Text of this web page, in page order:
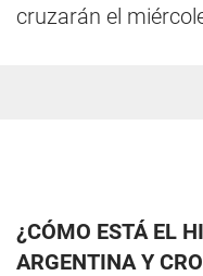
cruzarán el
¿CÓMO ESTÁ EL
ARGENTINA Y